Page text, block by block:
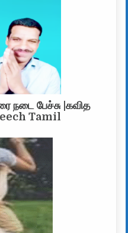
நடை பேச்சு |கவித
Tamil